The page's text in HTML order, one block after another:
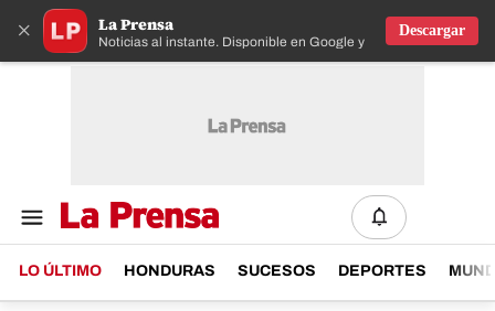
× La Prensa
Noticias al instante. Disponible en Google y IOS
Descargar
LO ÚLTIMO HONDURAS SUCESOS DEPORTES